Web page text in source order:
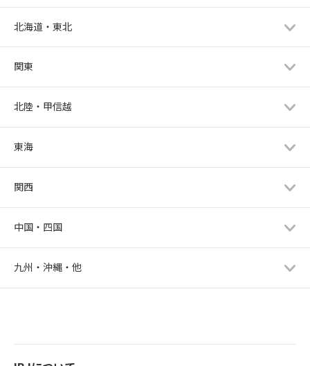
北海道・東北
関東
北陸・甲信越
東海
関西
中国・四国
九州・沖縄・他